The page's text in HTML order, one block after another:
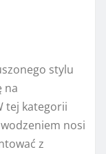
stylu
na
tej kategorii
nosi
z